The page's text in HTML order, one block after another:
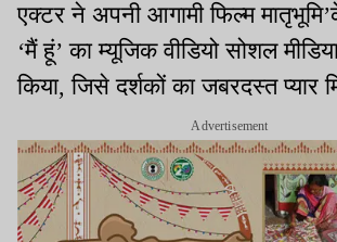
एक्टर ने अपनी आगामी फिल्म
‘मैं हूं’ का म्यूजिक वीडियो सोशल
किया, जिसे दर्शकों का जबरदस्त प्यार
Advertisement